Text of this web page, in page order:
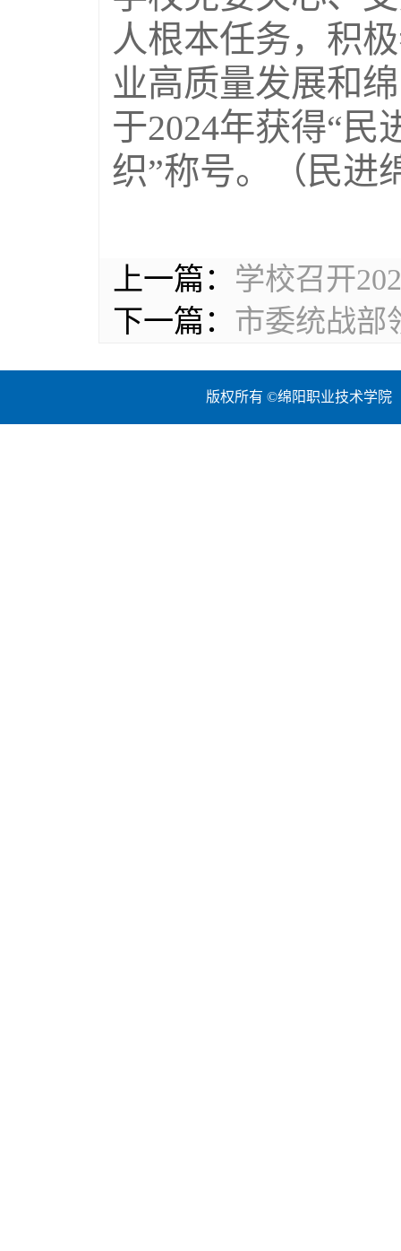
人根本任务，积
业高质量发展和
于2024年获得“民
织”称号。（民进
上一篇： 学校召开
下一篇： 市委统战部
版权所有 ©绵阳职业技术学院